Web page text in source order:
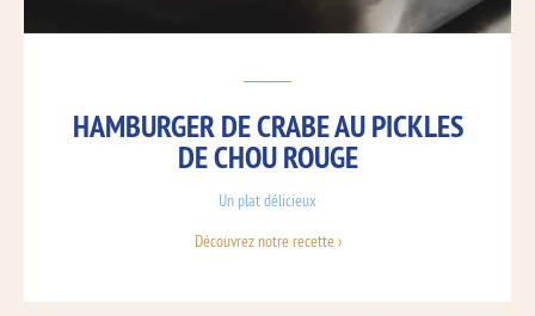
HAMBURGER DE CRABE AU PICKLES
DE CHOU ROUGE
Un plat délicieux
Découvrez notre recette ›